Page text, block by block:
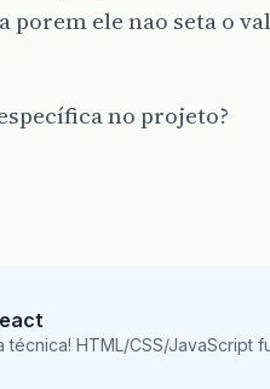
porem ele nao seta o
no projeto?
HTML/CSS/JavaScript